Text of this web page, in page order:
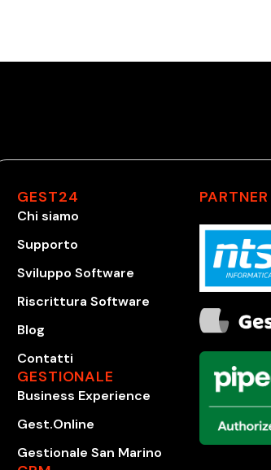
GEST24
Chi siamo
Supporto
Sviluppo Software
Riscrittura Software
Blog
Contatti
GESTIONALE
Business Experience
Gest.Online
Gestionale San Marino
PARTNER